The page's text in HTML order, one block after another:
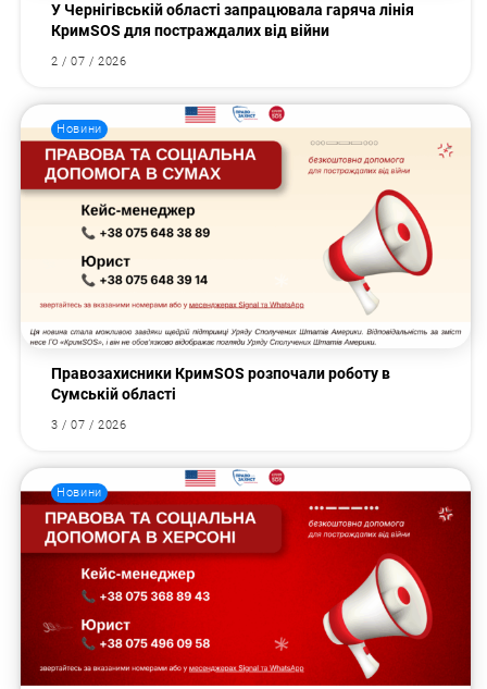
У Чернігівській області запрацювала гаряча лінія
КримSOS для постраждалих від війни
2 / 07 / 2026
Новини
Правозахисники КримSOS розпочали роботу в
Сумській області
3 / 07 / 2026
Новини